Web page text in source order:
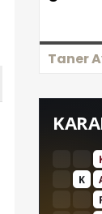
Taner